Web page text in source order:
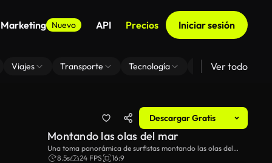
Marketing Nuevo API Precios Iniciar sesión
Viajes Transporte Tecnología Zoom De Fondo
Ver todo
Descargar Gratis
Montando las olas del mar
Una toma panorámica de surfistas montando las olas del
mar bajo un cielo azul.
8.5s 24 FPS 16:9